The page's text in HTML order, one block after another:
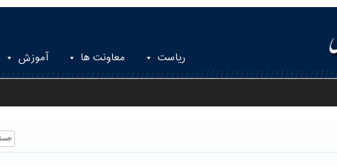
ریاست معاونت ها آموزش